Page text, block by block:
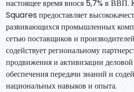
настоящее время внося 5,7% в
Squares предоставляет
развивающихся промышленных
сетью поставщиков и
содействует региональному
продвижения и активизации деловой
обеспечения передачи знаний и
национальных навыков и опыта.